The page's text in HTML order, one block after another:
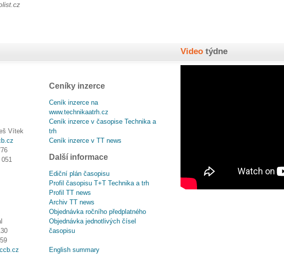
Vítek
051
Ceníky inzerce
Ceník inzerce na
www.technikaatrh.cz
Ceník inzerce v časopise Technika a
trh
Ceník inzerce v TT news
Další informace
Ediční plán časopisu
Profil časopisu T+T Technika a trh
Profil TT news
Archiv TT news
Objednávka ročního předplatného
Objednávka jednotlivých čísel
časopisu
English summary
Video týdne